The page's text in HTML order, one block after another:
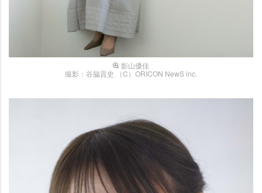
影山優佳
撮影：谷脇貢史 （C）ORICON NewS inc.